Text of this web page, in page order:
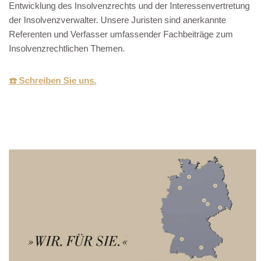
Entwicklung des Insolvenzrechts und der Interessenvertretung
der Insolvenzverwalter. Unsere Juristen sind anerkannte
Referenten und Verfasser umfassender Fachbeiträge zum
Insolvenzrechtlichen Themen.
☎️ Schreiben Sie uns.